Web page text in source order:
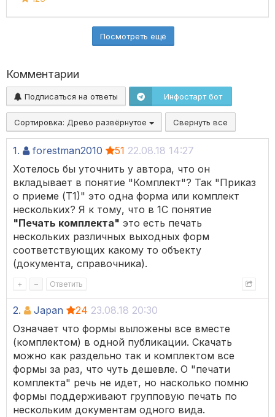
Посмотреть ещё
Комментарии
Подписаться на ответы Инфостарт бот
Сортировка: Древо развёрнутое Свернуть все
1. forestman2010 51 22.08.18 14:27
Хотелось бы уточнить у автора, что он
вкладывает в понятие "Комплект"? Так "Приказ
о приеме (Т1)" это одна форма или комплект
нескольких? Я к тому, что в 1C понятие
"Печать комплекта" это есть печать
нескольких различных выходных форм
соответствующих какому то объекту
(документа, справочника).
+ – Ответить
2. Japan 24 23.08.18 20:30
Означает что формы выложены все вместе
(комплектом) в одной публикации. Скачать
можно как раздельно так и комплектом все
формы за раз, что чуть дешевле. О "печати
комплекта" речь не идет, но насколько помню
формы поддерживают групповую печать по
нескольким документам одного вида.